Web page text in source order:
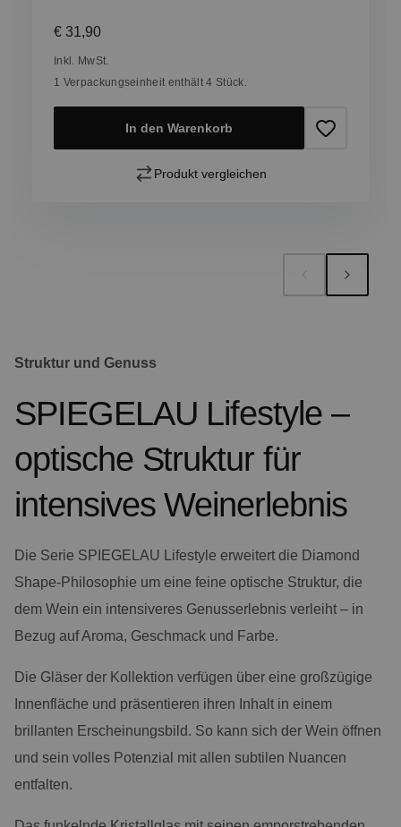
Regulärer Preis:
€ 31,90
Inkl. MwSt.
1 Verpackungseinheit enthält 4 Stück.
In den Warenkorb
Produkt vergleichen
Struktur und Genuss
SPIEGELAU Lifestyle –
optische Struktur für
intensives Weinerlebnis
Die Serie SPIEGELAU Lifestyle erweitert die Diamond
Shape-Philosophie um eine feine optische Struktur, die
dem Wein ein intensiveres Genusserlebnis verleiht – in
Bezug auf Aroma, Geschmack und Farbe.
Die Gläser der Kollektion verfügen über eine großzügige
Innenfläche und präsentieren ihren Inhalt in einem
brillanten Erscheinungsbild. So kann sich der Wein öffnen
und sein volles Potenzial mit allen subtilen Nuancen
entfalten.